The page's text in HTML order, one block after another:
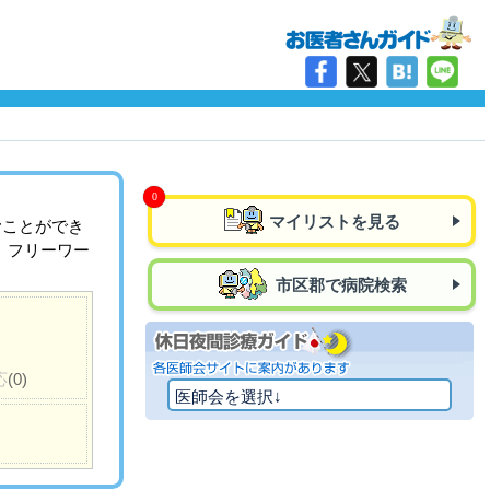
とができ
フリーワー
(0)
マイリストを見る
市区郡で病院検索